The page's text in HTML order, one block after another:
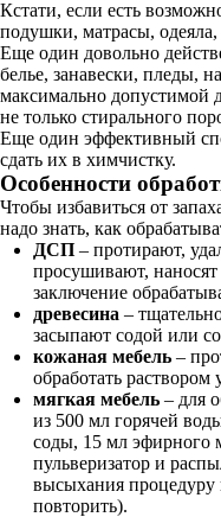
Кстати, если есть
подушки, матрасы, одеяла,
Еще один довольно
белье, занавески, пледы,
максимально допустимой
не только стирального
Еще один эффективный
сдать их в химчистку.
Особенности
Чтобы избавиться от
надо знать, как
ДСП – протирают,
просушивают,
заключение
древесина –
засыпают содой или
кожаная мебель –
обработать раствором
мягкая мебель – для
из 500 мл горячей
соды, 15 мл эфирного
пульверизатор и
высыхания
повторить).